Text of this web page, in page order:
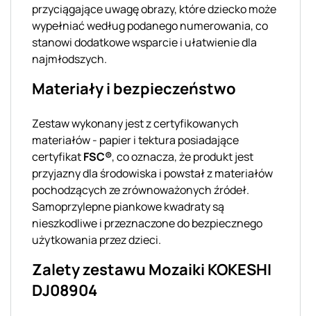
przyciągające uwagę obrazy, które dziecko może
wypełniać według podanego numerowania, co
stanowi dodatkowe wsparcie i ułatwienie dla
najmłodszych.
Materiały i bezpieczeństwo
Zestaw wykonany jest z certyfikowanych
materiałów - papier i tektura posiadające
certyfikatFSC®, co oznacza, że produkt jest
przyjazny dla środowiska i powstał z materiałów
pochodzących ze zrównoważonych źródeł.
Samoprzylepne piankowe kwadraty są
nieszkodliwe i przeznaczone do bezpiecznego
użytkowania przez dzieci.
Zalety zestawu Mozaiki KOKESHI
DJ08904